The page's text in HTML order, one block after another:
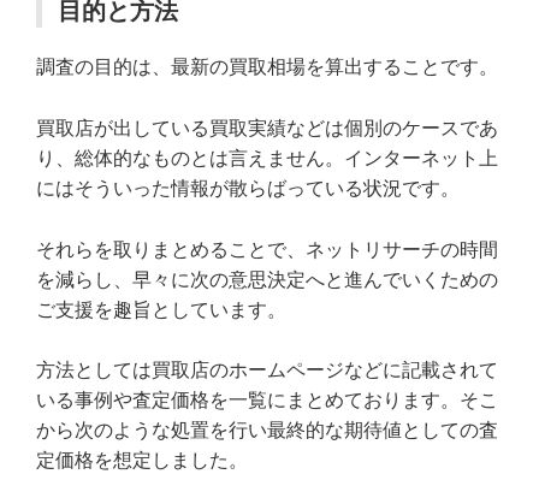
目的と方法
調査の目的は、最新の買取相場を算出することです。
買取店が出している買取実績などは個別のケースであ
り、総体的なものとは言えません。インターネット上
にはそういった情報が散らばっている状況です。
それらを取りまとめることで、ネットリサーチの時間
を減らし、早々に次の意思決定へと進んでいくための
ご支援を趣旨としています。
方法としては買取店のホームページなどに記載されて
いる事例や査定価格を一覧にまとめております。そこ
から次のような処置を行い最終的な期待値としての査
定価格を想定しました。